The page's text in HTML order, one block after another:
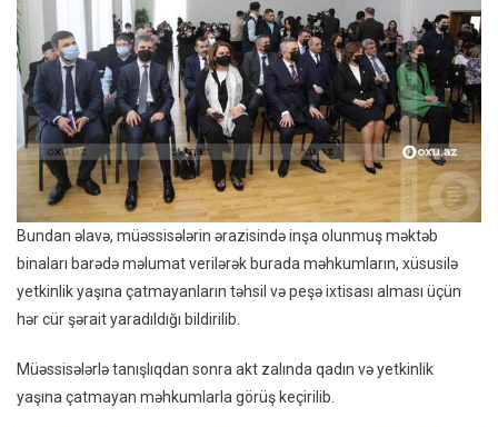
Bundan əlavə, müəssisələrin ərazisində inşa olunmuş məktəb
binaları barədə məlumat verilərək burada məhkumların, xüsusilə
yetkinlik yaşına çatmayanların təhsil və peşə ixtisası alması üçün
hər cür şərait yaradıldığı bildirilib.
Müəssisələrlə tanışlıqdan sonra akt zalında qadın və yetkinlik
yaşına çatmayan məhkumlarla görüş keçirilib.